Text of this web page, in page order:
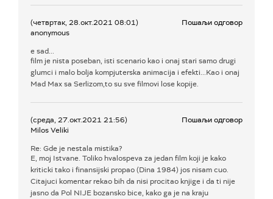
(четвртак, 28.окт.2021 08:01)
anonymous
Пошаљи одговор
e sad...
film je nista poseban, isti scenario kao i onaj stari samo drugi
glumci i malo bolja kompjuterska animacija i efekti...Kao i onaj
Mad Max sa Serlizom,to su sve filmovi lose kopije.
(среда, 27.окт.2021 21:56)
Milos Veliki
Пошаљи одговор
Re: Gde je nestala mistika?
E, moj Istvane. Toliko hvalospeva za jedan film koji je kako
kriticki tako i finansijski propao (Dina 1984) jos nisam cuo.
Citajuci komentar rekao bih da nisi procitao knjige i da ti nije
jasno da Pol NIJE bozansko bice, kako ga je na kraju